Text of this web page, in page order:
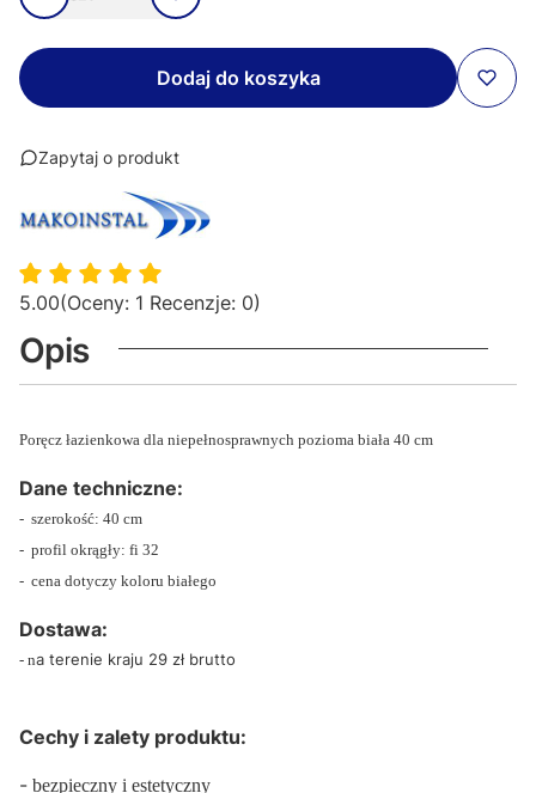
Dodaj do koszyka
Zapytaj o produkt
5.00(Oceny: 1 Recenzje: 0)
Opis
Poręcz łazienkowa dla niepełnosprawnych pozioma biała 40 cm
Dane techniczne:
- szerokość: 40 cm
- profil okrągły: fi 32
- cena dotyczy koloru białego
Dostawa:
- na terenie kraju 29 zł brutto
Cechy i zalety produktu:
- bezpieczny i estetyczny